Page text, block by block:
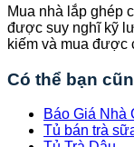
Mua nhà lắp ghép
được suy nghĩ kỹ
kiếm và mua được
Có thể bạn
Báo Giá Nhà
Tủ bán trà